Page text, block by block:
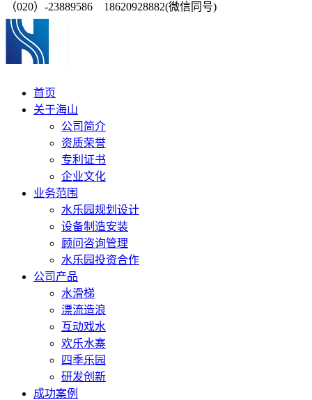
（020）-23889586 18620928882(微信同号)
首页
关于海山
公司简介
资质荣誉
专利证书
企业文化
业务范围
水乐园规划设计
设备制造安装
顾问咨询管理
水乐园投资合作
公司产品
水滑梯
漂流造浪
互动戏水
欢乐水寨
四季乐园
研发创新
成功案例